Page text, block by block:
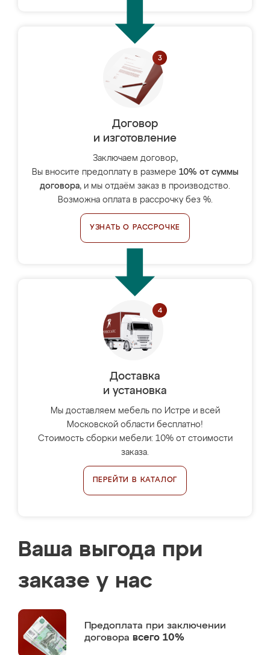
Договор
и изготовление
Заключаем договор,
Вы вносите предоплату в размере 10% от суммы
договора, и мы отдаём заказ в производство.
Возможна оплата в рассрочку без %.
УЗНАТЬ О РАССРОЧКЕ
Доставка
и установка
Мы доставляем мебель по Истре и всей
Московской области бесплатно!
Стоимость сборки мебели: 10% от стоимости
заказа.
ПЕРЕЙТИ В КАТАЛОГ
Ваша выгода при
заказе у нас
Предоплата при заключении
договора всего 10%